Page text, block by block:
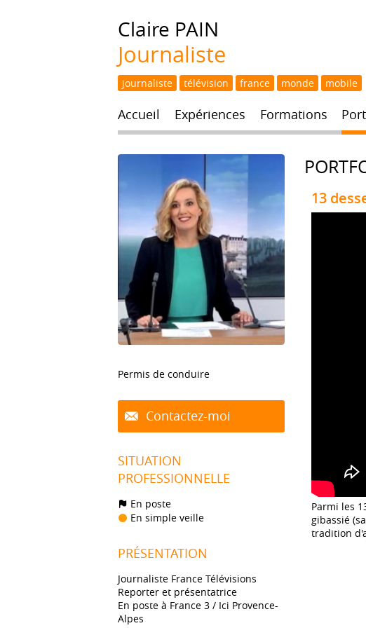
Claire PAIN
Journaliste
journaliste télévision france monde mobile
Accueil Expériences Formations
Permis de conduire
Contactez-moi
SITUATION
PROFESSIONNELLE
En poste
En simple veille
PRÉSENTATION
Journaliste France Télévisions
Reporter et présentatrice
En poste à France 3 / Ici Provence-
Alpes
13
Parmi les
gibassié
tradition